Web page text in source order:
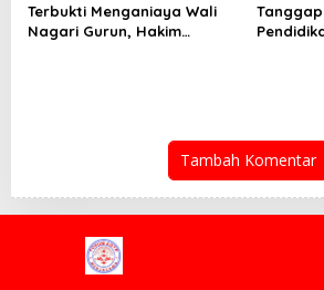
Terbukti Menganiaya Wali
Nagari Gurun, Hakim
Tambah Komentar